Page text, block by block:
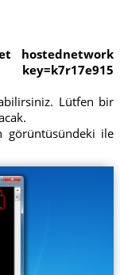
hostednetwork
Lütfen bir
görüntüsündeki ile